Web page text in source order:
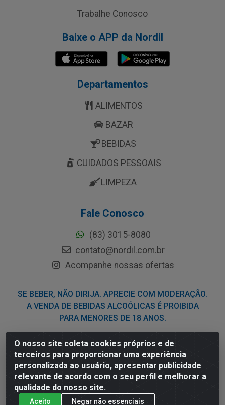
O nosso site coleta cookies próprios e de
terceiros para proporcionar uma experiência
personalizada ao usuário, apresentar publicidade
relevante de acordo com o seu perfil e melhorar a
qualidade do nosso site.
Aceito Negar não essenciais
Trabalhe Conosco
Baixe o APP da Nordil
Departamentos
ALIMENTOS
BAZAR
BEBIDAS
CUIDADOS PESSOAIS
LIMPEZA
Fale Conosco
(83) 3015-8080
contato@nordil.com.br
Acompanhe nossas ofertas
SE BEBER, NÃO DIRIJA. APRECIE COM MODERAÇÃO.
A VENDA DE BEBIDAS ALCOÓLICAS É PROIBIDA
PARA MENORES DE 18 ANOS.
Nordil Distribuidora - Avenida Liberdade, 2738, Bloco F -
Sesi - Bayeux/PB - CEP 58.111-400 - CNPJ
03.775.813/0001-41